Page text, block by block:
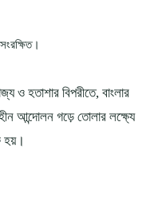
ও হতাশার বিপরীতে, বাংলার
আন্দোলন গড়ে তোলার লক্ষ্যে
হয়।